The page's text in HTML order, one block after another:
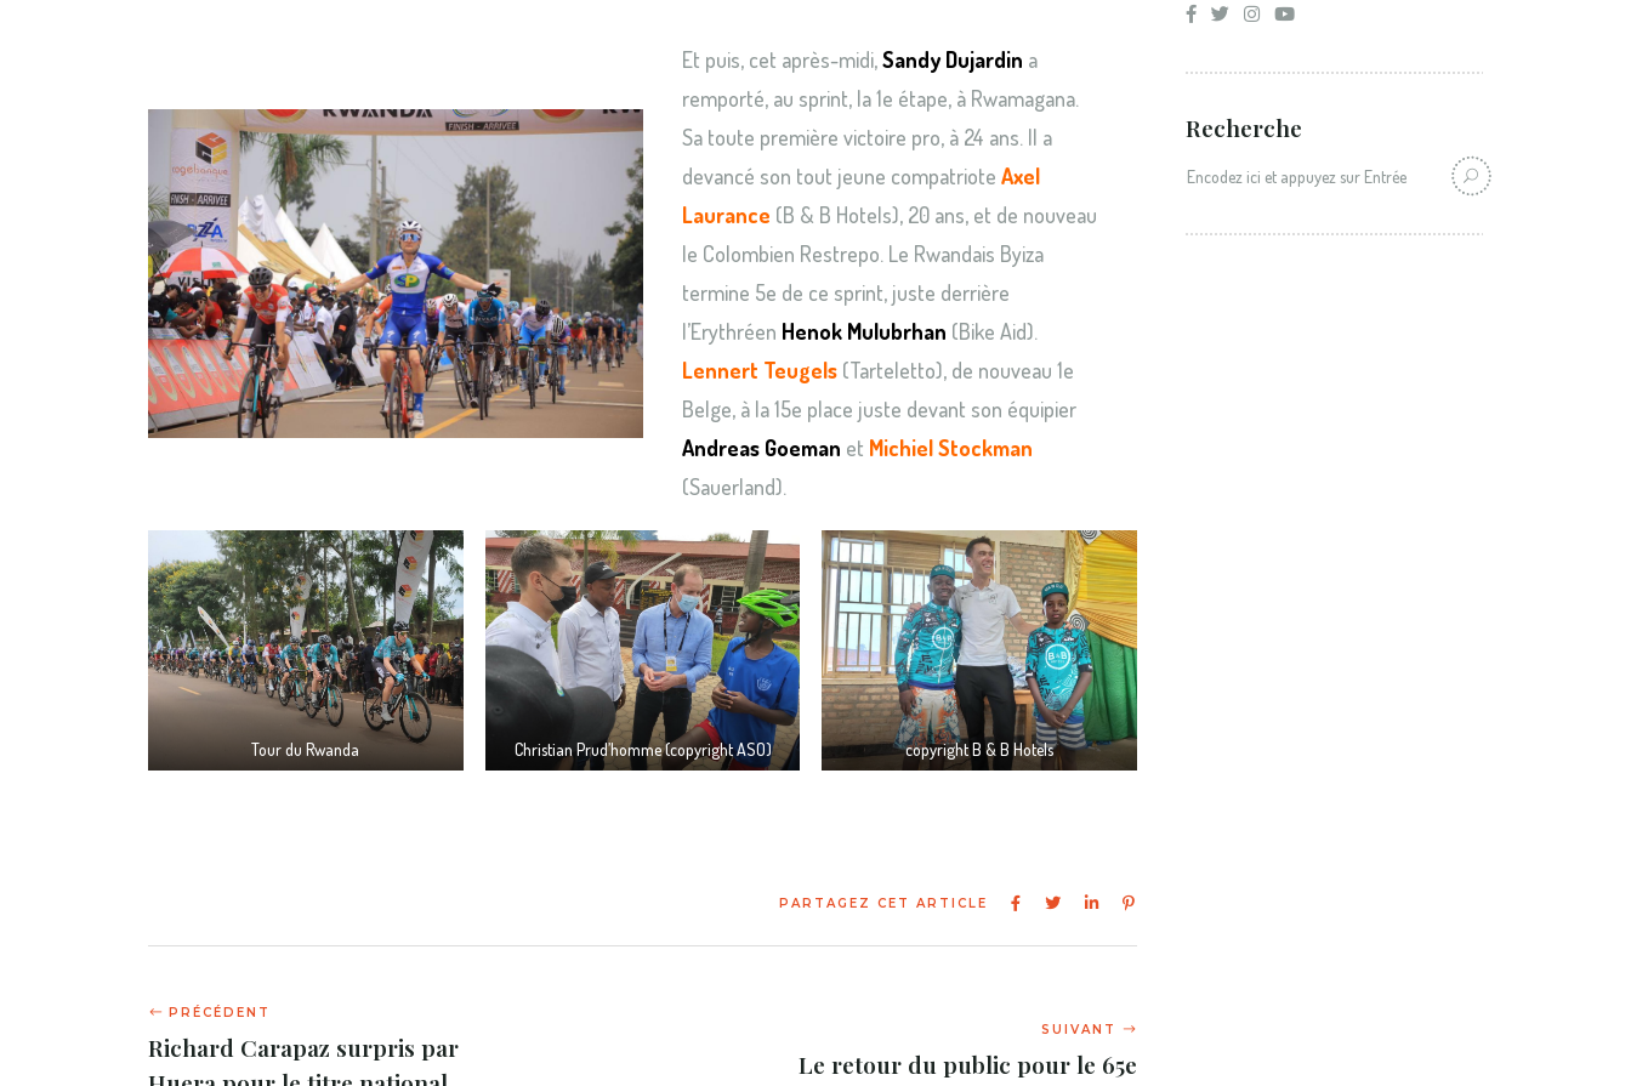
Et puis, cet après-midi,Sandy Dujardin a
remporté, au sprint, la 1e étape, à Rwamagana.
Sa toute première victoire pro, à 24 ans. Il a
devancé son tout jeune compatrioteAxel
Laurance (B & B Hotels), 20 ans, et de nouveau
le Colombien Restrepo. Le Rwandais Byiza
termine 5e de ce sprint, juste derrière
l’Erythréen Henok Mulubrhan (Bike Aid).
Lennert Teugels (Tarteletto), de nouveau 1e
Belge, à la 15e place juste devant son équipier
Andreas Goeman et Michiel Stockman
(Sauerland).
Tour du Rwanda Christian Prud’homme (copyright ASO) copyright B & B Hotels
Richard Carapaz surpris par
Le retour du public pour le 65e
Recherche